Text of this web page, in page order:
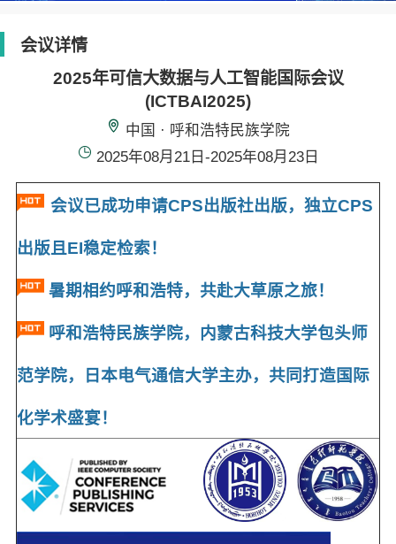
会议详情
2025年可信大数据与人工智能国际会议
(ICTBAI2025)
中国 · 呼和浩特民族学院
2025年08月21日-2025年08月23日
会议已成功申请CPS出版社出版，独立CPS
出版且EI稳定检索！
暑期相约呼和浩特，共赴大草原之旅！
呼和浩特民族学院，内蒙古科技大学包头师
范学院，日本电气通信大学主办，共同打造国际
化学术盛宴！